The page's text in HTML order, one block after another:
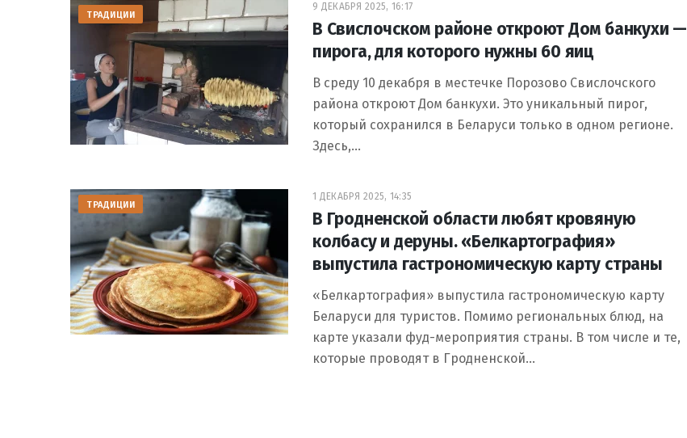
ТРАДИЦИИ
9 ДЕКАБРЯ 2025, 16:17
В Свислочском районе откроют Дом банкухи —
пирога, для которого нужны 60 яиц
В среду 10 декабря в местечке Порозово Свислочского
района откроют Дом банкухи. Это уникальный пирог,
который сохранился в Беларуси только в одном регионе.
Здесь,…
ТРАДИЦИИ
1 ДЕКАБРЯ 2025, 14:35
В Гродненской области любят кровяную
колбасу и деруны. «Белкартография»
выпустила гастрономическую карту страны
«Белкартография» выпустила гастрономическую карту
Беларуси для туристов. Помимо региональных блюд, на
карте указали фуд-мероприятия страны. В том числе и те,
которые проводят в Гродненской…